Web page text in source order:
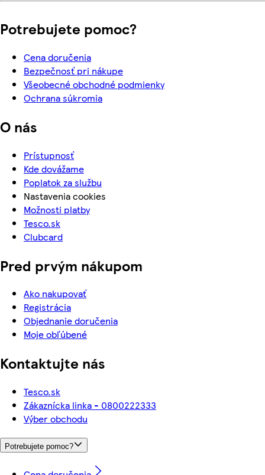
Potrebujete pomoc?
Cena doručenia
Bezpečnosť pri nákupe
Všeobecné obchodné podmienky
Ochrana súkromia
O nás
Prístupnosť
Kde dovážame
Poplatok za službu
Nastavenia cookies
Možnosti platby
Tesco.sk
Clubcard
Pred prvým nákupom
Ako nakupovať
Registrácia
Objednanie doručenia
Moje obľúbené
Kontaktujte nás
Tesco.sk
Zákaznícka linka - 0800222333
Výber obchodu
Potrebujete pomoc?